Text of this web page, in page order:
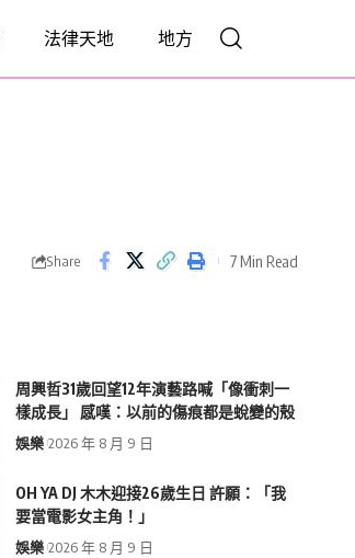
法律天地 地方
Share 7 Min Read
周興哲31歲回望12年演藝路喊「像衝刺一
樣成長」 感嘆：以前的傷痕都是蛻變的殼
娛樂 2026 年 8 月 9 日
OH YA DJ 木木迎接26歲生日 許願：「我
要當電影女主角！」
娛樂 2026 年 8 月 9 日